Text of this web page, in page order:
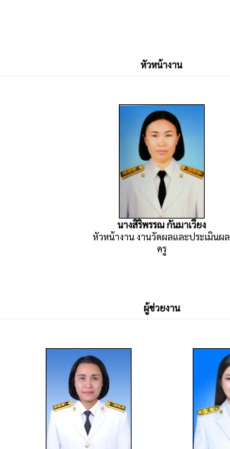
หัวหน้างาน
นางสิริพรรณ กันมาเวียง
หัวหน้างาน งานวัดผลและประเมินผล
ครู
ผู้ช่วยงาน